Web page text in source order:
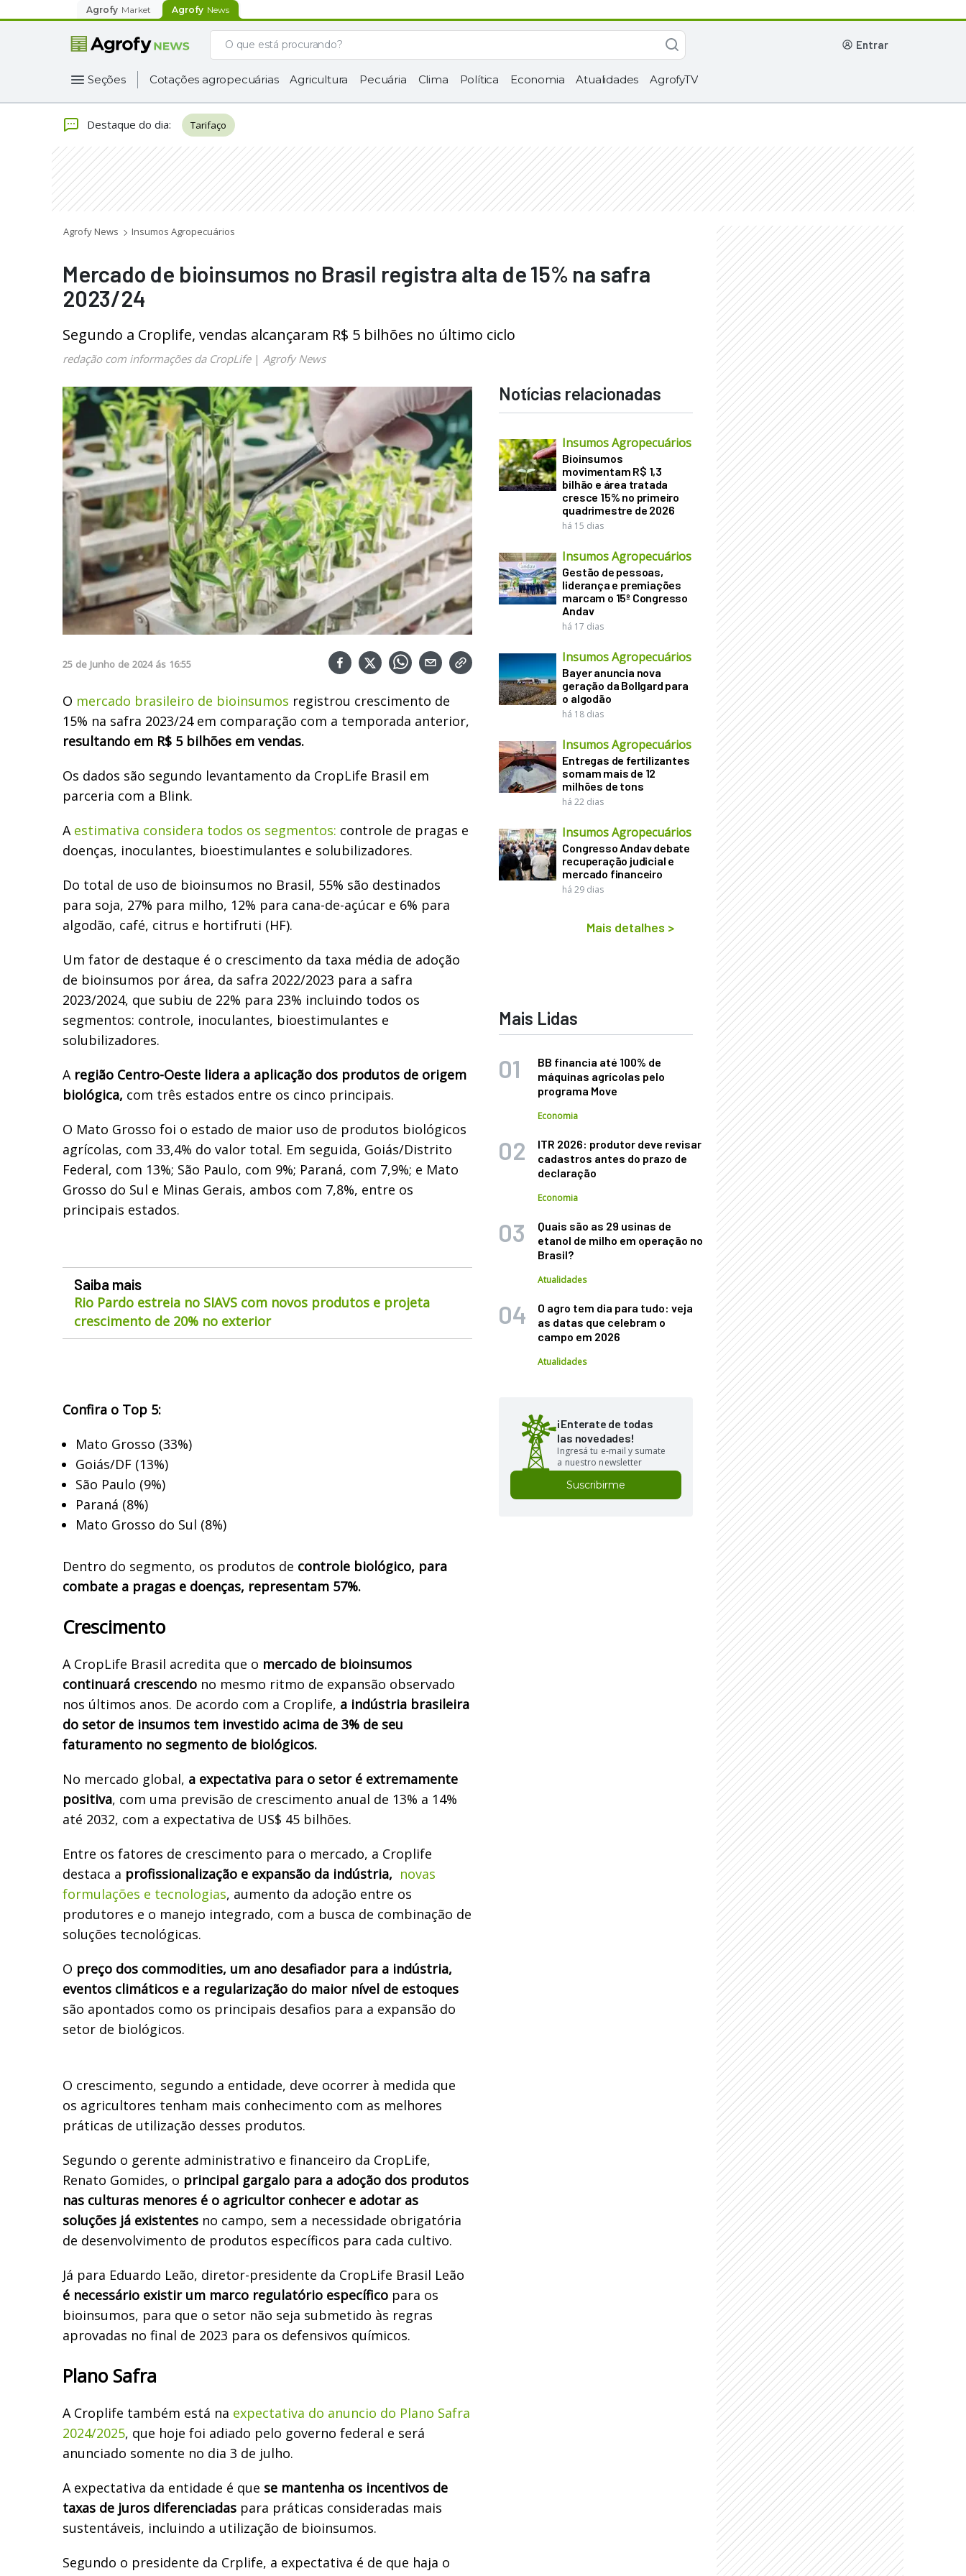
Agrofy Market Agrofy News
entrar
Seções Cotações agropecuárias Agricultura Pecuária Clima Política Economia Atualidades AgrofyTV
Destaque do dia: Tarifaço
Agrofy News Insumos Agropecuários
Mercado de bioinsumos no Brasil registra alta de 15% na safra
2023/24
Segundo a Croplife, vendas alcançaram R$ 5 bilhões no último ciclo
redação com informações da CropLife| Agrofy News
25 de Junho de 2024 ás 16:55
O mercado brasileiro de bioinsumos registrou crescimento de
15% na safra 2023/24 em comparação com a temporada anterior,
resultando em R$ 5 bilhões em vendas.
Os dados são segundo levantamento da CropLife Brasil em
parceria com a Blink.
A estimativa considera todos os segmentos: controle de pragas e
doenças, inoculantes, bioestimulantes e solubilizadores.
Do total de uso de bioinsumos no Brasil, 55% são destinados
para soja, 27% para milho, 12% para cana-de-açúcar e 6% para
algodão, café, citrus e hortifruti (HF).
Um fator de destaque é o crescimento da taxa média de adoção
de bioinsumos por área, da safra 2022/2023 para a safra
2023/2024, que subiu de 22% para 23% incluindo todos os
segmentos: controle, inoculantes, bioestimulantes e
solubilizadores.
A região Centro-Oeste lidera a aplicação dos produtos de origem
biológica, com três estados entre os cinco principais.
O Mato Grosso foi o estado de maior uso de produtos biológicos
agrícolas, com 33,4% do valor total. Em seguida, Goiás/Distrito
Federal, com 13%; São Paulo, com 9%; Paraná, com 7,9%; e Mato
Grosso do Sul e Minas Gerais, ambos com 7,8%, entre os
principais estados.
Saiba mais
Rio Pardo estreia no SIAVS com novos produtos e projeta
crescimento de 20% no exterior
Confira o Top 5:
Mato Grosso (33%)
Goiás/DF (13%)
São Paulo (9%)
Paraná (8%)
Mato Grosso do Sul (8%)
Dentro do segmento, os produtos de controle biológico, para
combate a pragas e doenças, representam 57%.
Crescimento
A CropLife Brasil acredita que o mercado de bioinsumos
continuará crescendo no mesmo ritmo de expansão observado
nos últimos anos. De acordo com a Croplife, a indústria brasileira
do setor de insumos tem investido acima de 3% de seu
faturamento no segmento de biológicos.
No mercado global, a expectativa para o setor é extremamente
positiva, com uma previsão de crescimento anual de 13% a 14%
até 2032, com a expectativa de US$ 45 bilhões.
Entre os fatores de crescimento para o mercado, a Croplife
destaca a profissionalização e expansão da indústria, novas
formulações e tecnologias, aumento da adoção entre os
produtores e o manejo integrado, com a busca de combinação de
soluções tecnológicas.
O preço dos commodities, um ano desafiador para a indústria,
eventos climáticos e a regularização do maior nível de estoques
são apontados como os principais desafios para a expansão do
setor de biológicos.
O crescimento, segundo a entidade, deve ocorrer à medida que
os agricultores tenham mais conhecimento com as melhores
práticas de utilização desses produtos.
Segundo o gerente administrativo e financeiro da CropLife,
Renato Gomides, o principal gargalo para a adoção dos produtos
nas culturas menores é o agricultor conhecer e adotar as
soluções já existentes no campo, sem a necessidade obrigatória
de desenvolvimento de produtos específicos para cada cultivo.
Já para Eduardo Leão, diretor-presidente da CropLife Brasil Leão
é necessário existir um marco regulatório específico para os
bioinsumos, para que o setor não seja submetido às regras
aprovadas no final de 2023 para os defensivos químicos.
Plano Safra
A Croplife também está na expectativa do anuncio do Plano Safra
2024/2025, que hoje foi adiado pelo governo federal e será
anunciado somente no dia 3 de julho.
A expectativa da entidade é que se mantenha os incentivos de
taxas de juros diferenciadas para práticas consideradas mais
sustentáveis, incluindo a utilização de bioinsumos.
Segundo o presidente da Crplife, a expectativa é de que haja o
Notícias relacionadas
Insumos Agropecuários
Bioinsumos
movimentam R$ 1,3
bilhão e área tratada
cresce 15% no primeiro
quadrimestre de 2026
há 15 dias
Insumos Agropecuários
Gestão de pessoas,
liderança e premiações
marcam o 15º Congresso
Andav
há 17 dias
Insumos Agropecuários
Bayer anuncia nova
geração da Bollgard para
o algodão
há 18 dias
Insumos Agropecuários
Entregas de fertilizantes
somam mais de 12
milhões de tons
há 22 dias
Insumos Agropecuários
Congresso Andav debate
recuperação judicial e
mercado financeiro
há 29 dias
Mais detalhes >
Mais Lidas
BB financia até 100% de
máquinas agrícolas pelo
programa Move
Economia
ITR 2026: produtor deve revisar
cadastros antes do prazo de
declaração
Economia
Quais são as 29 usinas de
etanol de milho em operação no
Brasil?
Atualidades
O agro tem dia para tudo: veja
as datas que celebram o
campo em 2026
Atualidades
¡Enterate de todas
las novedades!
Ingresá tu e-mail y sumate
a nuestro newsletter
Suscribirme